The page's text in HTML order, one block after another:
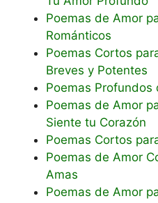
Poemas de Amor
Románticos
Poemas Cortos
Breves y Potentes
Poemas Profundos
Poemas de Amor
Siente tu Corazón
Poemas Cortos
Poemas de Amor
Amas
Poemas de Amor